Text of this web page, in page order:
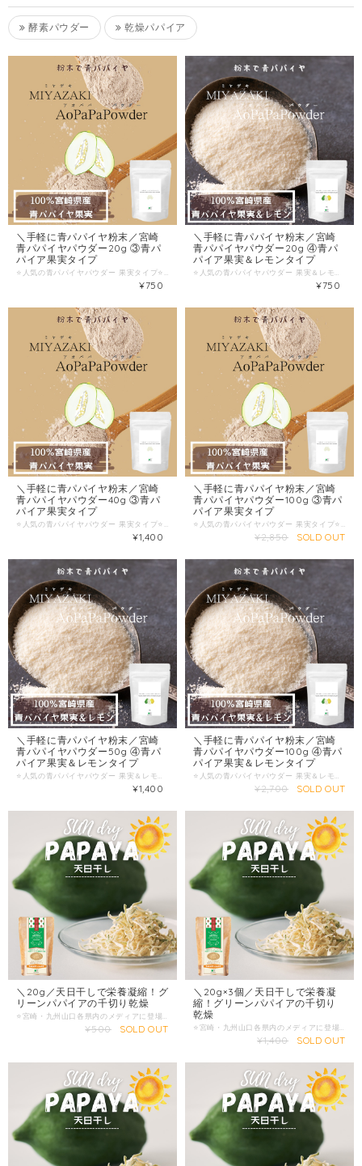
酵素パウダー 乾燥パパイア
＼手軽に青パパイヤ粉末／宮崎
青パパイヤパウダー20g ③青パ
パイア果実タイプ
¥750
＼手軽に青パパイヤ粉末／宮崎
青パパイヤパウダー20g ④青パ
パイア果実＆レモンタイプ
¥750
＼手軽に青パパイヤ粉末／宮崎
青パパイヤパウダー40g ③青パ
パイア果実タイプ
¥1,400
＼手軽に青パパイヤ粉末／宮崎
青パパイヤパウダー100g ③青パ
パイア果実タイプ
¥2,850 SOLD OUT
＼手軽に青パパイヤ粉末／宮崎
青パパイヤパウダー50g ④青パ
パイア果実＆レモンタイプ
¥1,400
＼手軽に青パパイヤ粉末／宮崎
青パパイヤパウダー100g ④青パ
パイア果実＆レモンタイプ
¥2,700 SOLD OUT
＼20g／天日干しで栄養凝縮！グ
リーンパパイアの千切り乾燥
¥500 SOLD OUT
＼20g×3個／天日干しで栄養凝
縮！グリーンパパイアの千切り
乾燥
¥1,400 SOLD OUT